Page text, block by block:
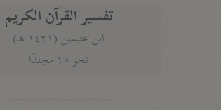
تفسير القرآن الكريم
ابن عثيمين (١٤٢١ هـ)
نحو ١٥ مجلدًا